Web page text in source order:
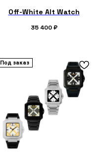
Off-White Alt Watch
35 400 ₽
Под заказ